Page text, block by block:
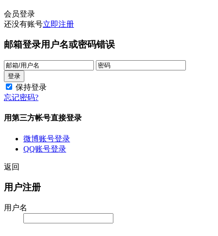
会员登录
还没有账号立即注册
邮箱登录用户名或密码错误
保持登录
忘记密码?
用第三方帐号直接登录
微博账号登录
QQ账号登录
返回
用户注册
用户名